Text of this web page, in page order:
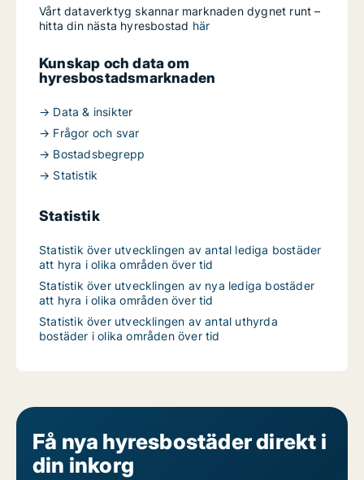
Vårt dataverktyg skannar marknaden dygnet runt –
hitta din nästa hyresbostad här
Kunskap och data om
hyresbostadsmarknaden
→ Data & insikter
→ Frågor och svar
→ Bostadsbegrepp
→ Statistik
Statistik
Statistik över utvecklingen av antal lediga bostäder
att hyra i olika områden över tid
Statistik över utvecklingen av nya lediga bostäder
att hyra i olika områden över tid
Statistik över utvecklingen av antal uthyrda
bostäder i olika områden över tid
Få nya hyresbostäder direkt i
din inkorg